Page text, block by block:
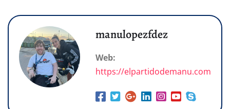
manulopezfdez
Web:
https://elpartidodemanu.com